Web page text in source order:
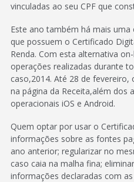
vinculadas ao seu CPF que
Este ano também há mais
que possuem o Certificado
Renda. Com esta alternativa
operações realizadas durante
caso,2014. Até 28 de
na página da Receita,além dos
operacionais iOS e Android.
Quem optar por usar o
informações sobre as fontes
ano anterior; regularizar no
caso caia na malha fina;
informações declaradas com